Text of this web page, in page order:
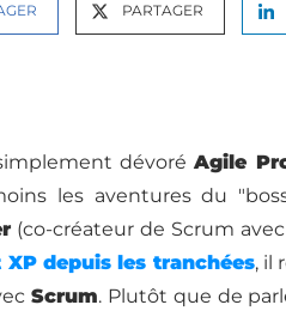
PARTAGER
dévoréAgile
les aventures du
(co-créateur de Scrum
XP depuis les tranchées, il
Scrum. Plutôt que de